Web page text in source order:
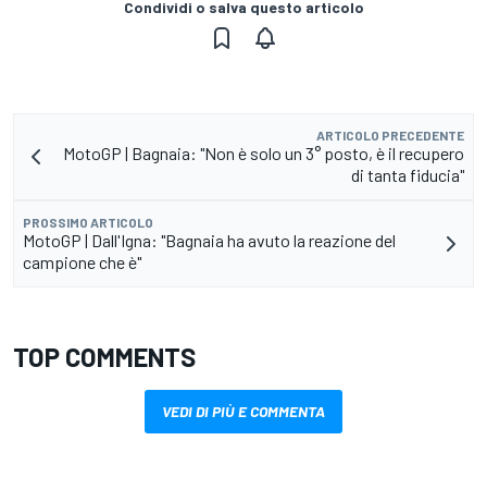
Condividi o salva questo articolo
ARTICOLO PRECEDENTE
MotoGP | Bagnaia: "Non è solo un 3° posto, è il recupero
di tanta fiducia"
PROSSIMO ARTICOLO
MotoGP | Dall'Igna: "Bagnaia ha avuto la reazione del
campione che è"
TOP COMMENTS
VEDI DI PIÙ E COMMENTA